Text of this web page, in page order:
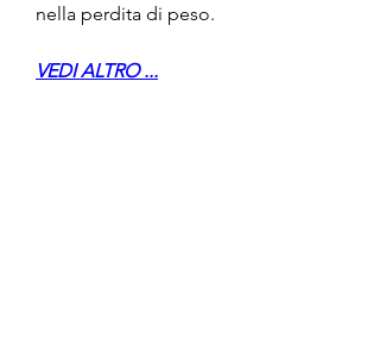
nella perdita di peso.
VEDI ALTRO ...